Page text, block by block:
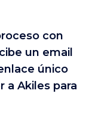
con
un email
único
a Akiles para